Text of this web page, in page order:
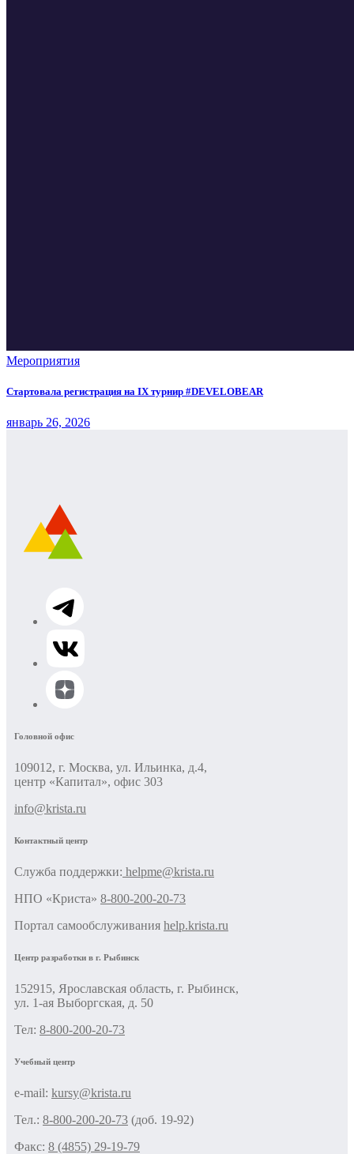
Мероприятия
Стартовала регистрация на IX турнир #DEVELOBEAR
январь 26, 2026
Головной офис
109012, г. Москва, ул. Ильинка, д.4,
центр «Капитал», офис 303
info@krista.ru
Контактный центр
Cлужба поддержки: helpme@krista.ru
НПО «Криста» 8-800-200-20-73
Портал самообслуживания help.krista.ru
Центр разработки в г. Рыбинск
152915, Ярославская область, г. Рыбинск,
ул. 1-ая Выборгская, д. 50
Тел: 8-800-200-20-73
Учебный центр
e-mail: kursy@krista.ru
Тел.: 8-800-200-20-73 (доб. 19-92)
Факс: 8 (4855) 29-19-79